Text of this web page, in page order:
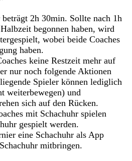
2h 30min. Sollte nach 1h
begonnen haben, wird
wobei beide Coaches
haben.
keine Restzeit mehr auf
nur noch folgende Aktionen
Spieler können lediglich
weiterbewegen) und
sich auf den Rücken.
mit Schachuhr spielen
gespielt werden.
eine Schachuhr als App
mitbringen.